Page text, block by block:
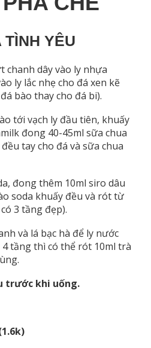
TÌNH YÊU
chanh dây vào ly nhựa
ly lắc nhẹ cho đá xen kẽ
bào thay cho đá bi).
tới vạch ly đầu tiên, khuấy
đong 40-45ml sữa chua
tay cho đá và sữa chua
đong thêm 10ml siro dâu
soda khuấy đều và rót từ
3 tầng đẹp).
và lá bạc hà để ly nước
tầng thì có thể rót 10ml trà
trước khi uống.